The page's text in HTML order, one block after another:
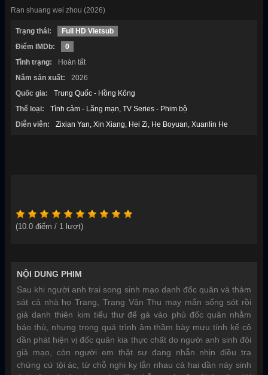
Ran shuang wei zhou (2026)
Trạng thái:
Full HD Vietsub
Điểm IMDb:
0
Tình trạng:
Hoàn tất
Năm sản xuất:
2026
Quốc gia:
Trung Quốc - Hồng Kông
Thể loại:
Tình cảm - Lãng mạn TV Series - Phim bộ
Diễn viên:
Zixian Yan Xin Xiang Hei Zi He Boyuan Xuanlin He
(10.0 điểm / 1 lượt)
NỘI DUNG PHIM
Sau khi người anh trai song sinh mạo danh đốc quân và thảm
sát cả nhà họ Trang, Trang Vận Thu may mắn sống sót rồi
giả danh thiên kim tiểu thư để gả vào phủ đốc quân nhằm
báo thù, nhưng trong quá trình âm thầm bày mưu tính kế cô
dần phát hiện vị đốc quân kia thực chất do người anh sinh đôi
giả mạo, còn người em thật sự đang nhẫn nhịn điều tra
chứng cứ tội ác, từ chỗ nghi kỵ lẫn nhau cả hai dần nảy sinh